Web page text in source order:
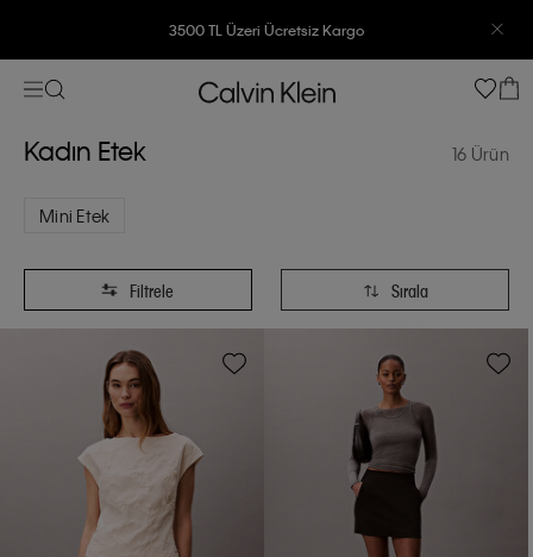
7500 TL Ve Üzeri Alışverişlerinizde 6 Taksit İmkanı
Kadın Etek 16 Ürün
Mini Etek
Filtrele Sırala